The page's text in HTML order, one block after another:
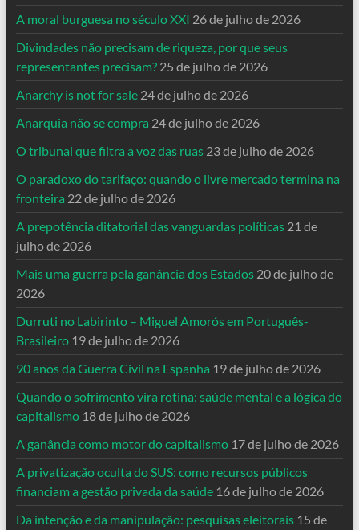
A moral burguesa no século XXI 26 de julho de 2026
Divindades não precisam de riqueza, por que seus
representantes precisam? 25 de julho de 2026
Anarchy is not for sale 24 de julho de 2026
Anarquia não se compra 24 de julho de 2026
O tribunal que filtra a voz das ruas 23 de julho de 2026
O paradoxo do tarifaço: quando o livre mercado termina na
fronteira 22 de julho de 2026
A prepotência ditatorial das vanguardas políticas 21 de
julho de 2026
Mais uma guerra pela ganância dos Estados 20 de julho de
2026
Durruti no Labirinto – Miguel Amorós em Português-
Brasileiro 19 de julho de 2026
90 anos da Guerra Civil na Espanha 19 de julho de 2026
Quando o sofrimento vira rotina: saúde mental e a lógica do
capitalismo 18 de julho de 2026
A ganância como motor do capitalismo 17 de julho de 2026
A privatização oculta do SUS: como recursos públicos
financiam a gestão privada da saúde 16 de julho de 2026
Da intenção e da manipulação: pesquisas eleitorais 15 de